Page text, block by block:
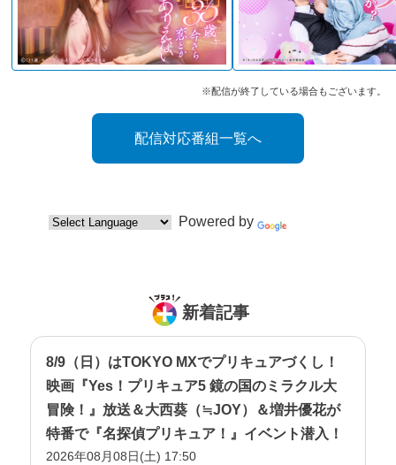
※配信が終了している場合もございます。
配信対応番組一覧へ
Powered by
新着記事
8/9（日）はTOKYO MXでプリキュアづくし！
映画『Yes！プリキュア5 鏡の国のミラクル大
冒険！』放送＆大西葵（≒JOY）＆増井優花が
特番で『名探偵プリキュア！』イベント潜入！
2026年08月08日(土) 17:50